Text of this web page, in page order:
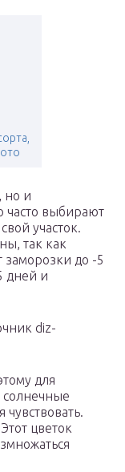
но и
часто выбирают
участок.
так как
до -5
дней и
diz-
для
чувствовать.
цветок